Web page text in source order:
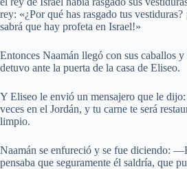
rey: «¿Por qué has rasgado tus
sabrá que hay profeta en Israel!»
Entonces Naamán llegó con sus caballos y
detuvo ante la puerta de la casa de Eliseo.
Y Eliseo le envió un mensajero que le
veces en el Jordán, y tu carne te será
limpio.
Naamán se enfureció y se fue diciendo:
pensaba que seguramente él saldría, que